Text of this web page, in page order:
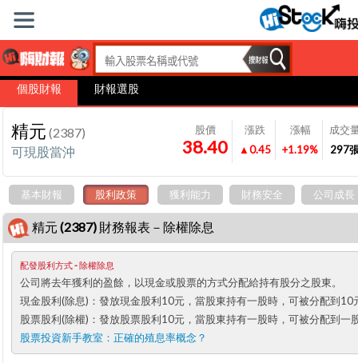
個股財報 財報選股
精元 (2387)
可現股當沖
股價
38.40
漲跌
▲0.45
漲幅
+1.19%
成交
297
基本財報 股利政策 獲利能力 財務安全 公司成長
精元 (2387) 財務報表－除權除息
配發股利方式 - 除權除息
公司將去年獲利的盈餘，以現金或股票的方式分配給持有股分之股東。
現金股利(除息)：發放現金股利10元，當股東持有一股時，可被分配到10
股票股利(除權)：發放股票股利10元，當股東持有一股時，可被分配到一
股票投資新手教室： 正確的殖息率概念？